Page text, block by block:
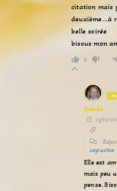
citation mais
deuxième…à
belle soirée
bisous mon
0
Renée
13/11/
capucine
Elle est
mais peu
pense.